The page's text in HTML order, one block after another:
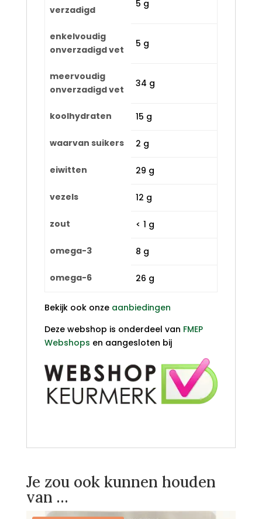
verzadigd
5 g
enkelvoudig
onverzadigd vet
5 g
meervoudig
onverzadigd vet
34 g
koolhydraten 15 g
waarvan suikers 2 g
eiwitten 29 g
vezels 12 g
zout < 1 g
omega-3 8 g
omega-6 26 g
Bekijk ook onze aanbiedingen
Deze webshop is onderdeel van FMEP
Webshops en aangesloten bij
Je zou ook kunnen houden
van …